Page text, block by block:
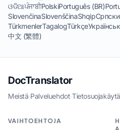
ଓଡିଆਪੰਜਾਬੀPolskiPortuguês (BR)
SlovenčinaSlovenščinaShqipСрпски
TürkmenlerTagalogTürkçe
中文 (繁體)
DocTranslator
Meistä·Palveluehdot·
VAIHTOEHTOJA